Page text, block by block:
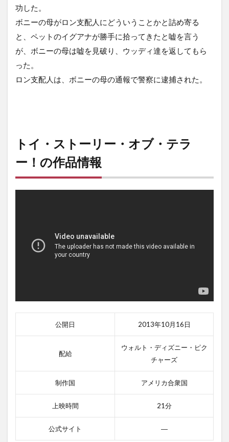
功した。
ボニーの母がロン支配人にどういうことかと詰め寄る
と、ペットのイグアナが勝手に拾ってきたと嘘を言う
が、ボニーの母は嘘を見破り、ウッディ達を返してもら
った。
ロン支配人は、ボニーの母の通報で警察に逮捕された。
トイ・ストーリー・オブ・テラ
ー！の作品情報
公開日 2013年10月16日
配給
ウォルト・ディズニー・ピク
チャーズ
制作国 アメリカ合衆国
上映時間 21分
公式サイト ―